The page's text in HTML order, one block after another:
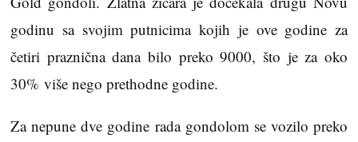
godinu sa svojim putnicima kojih je ove godine za
četiri praznična dana bilo preko 9000, što je za oko
30% više nego prethodne godine.
Za nepune dve godine rada gondolom se vozilo preko